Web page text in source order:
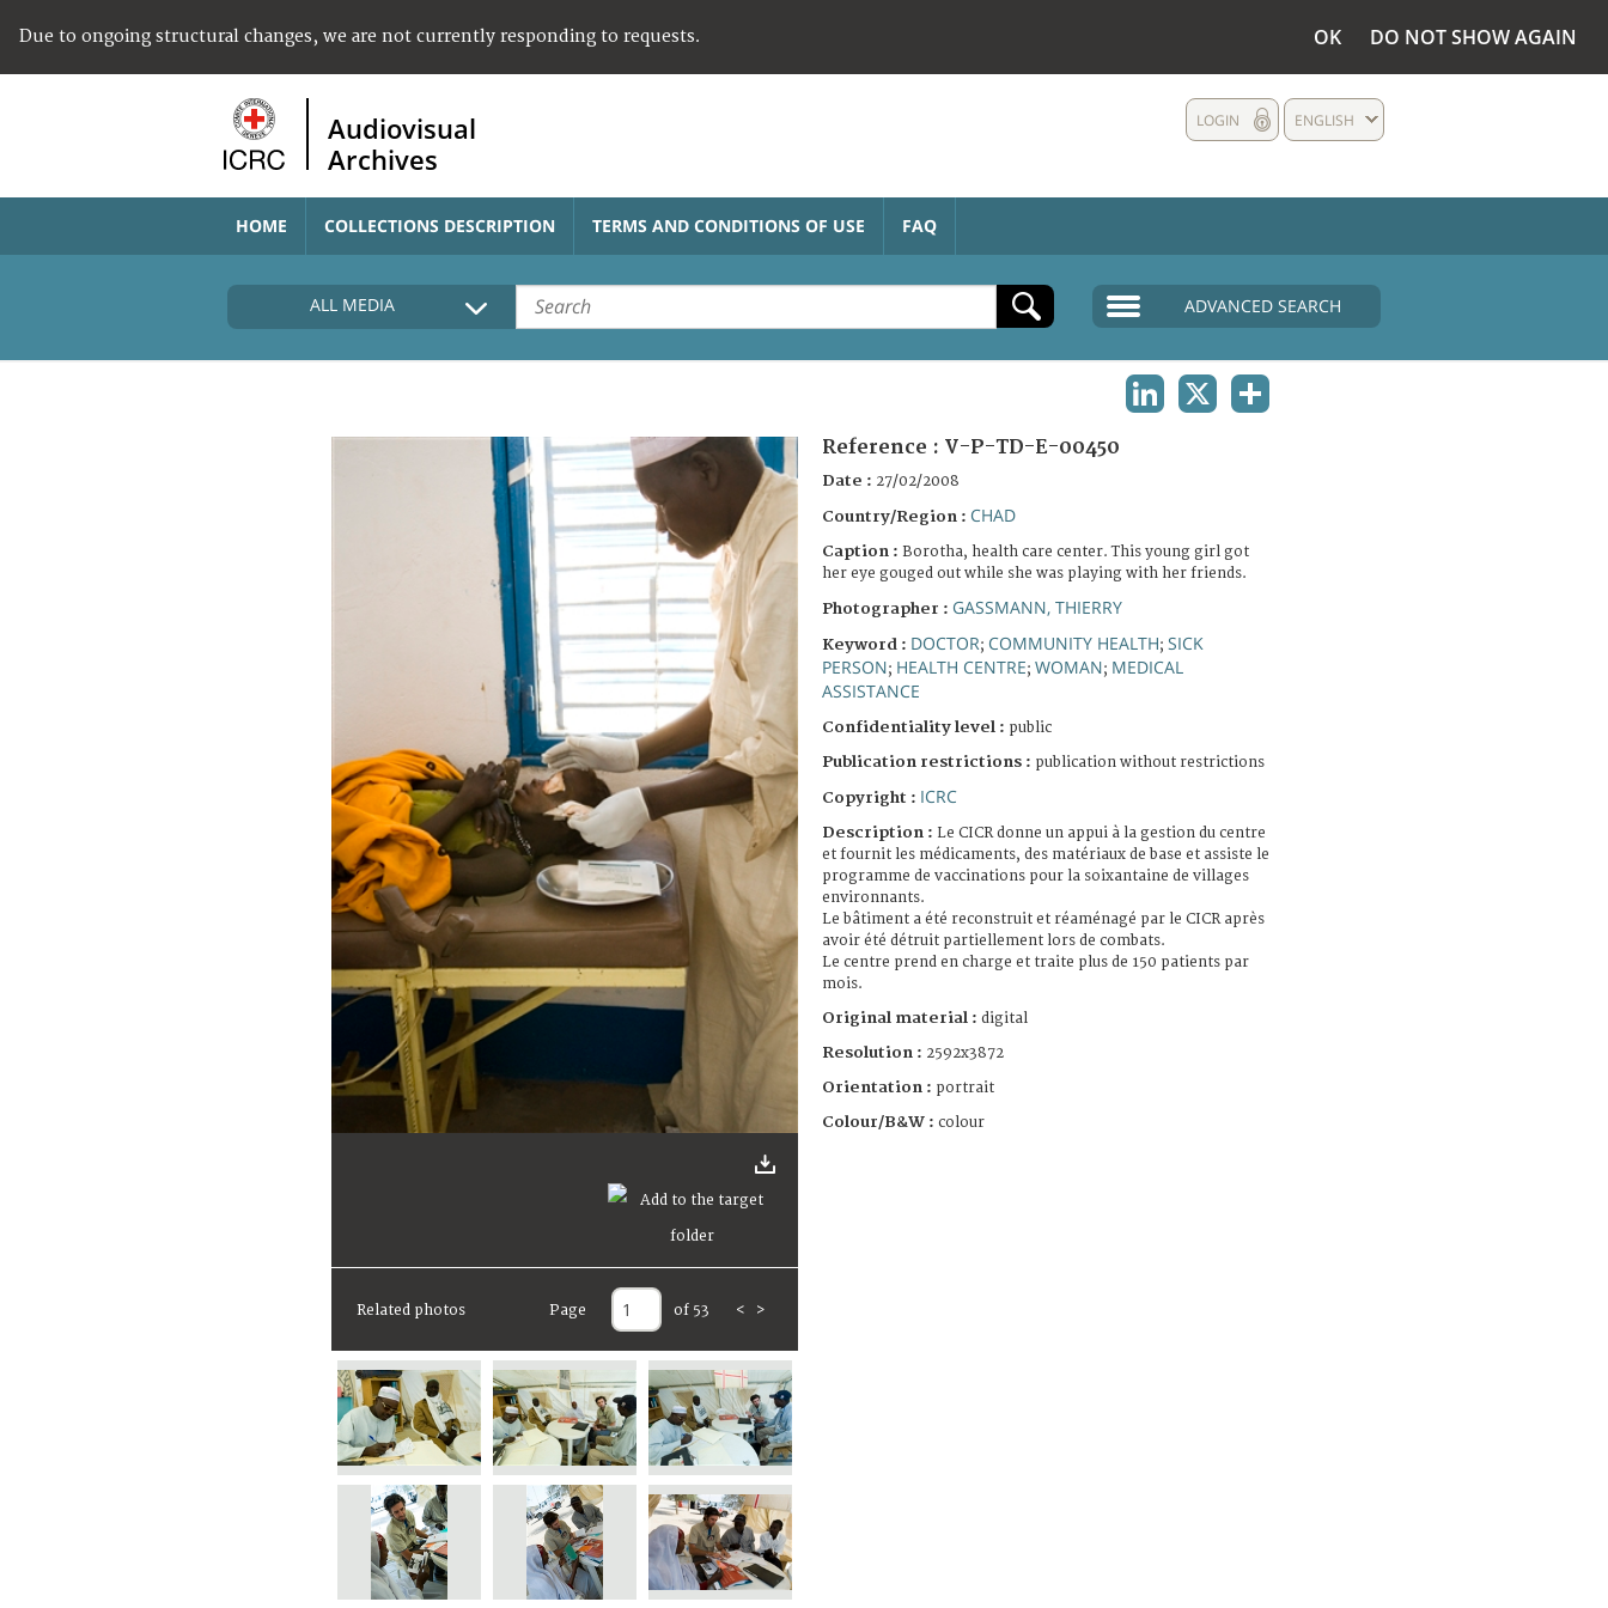
Due to ongoing structural changes, we are not currently responding to requests. OK DO NOT SHOW AGAIN
Audiovisual
Archives
ENGLISH
LOGIN
HOME COLLECTIONS DESCRIPTION TERMS AND CONDITIONS OF USE FAQ
ALL MEDIA ADVANCED SEARCH
Related photos Page of 53 < >
Reference : V-P-TD-E-00450
Date : 27/02/2008
Country/Region : CHAD
Caption : Borotha, health care center. This young girl got
her eye gouged out while she was playing with her friends.
Photographer : GASSMANN, THIERRY
Keyword : DOCTOR; COMMUNITY HEALTH; SICK
PERSON; HEALTH CENTRE; WOMAN; MEDICAL
ASSISTANCE
Confidentiality level : public
Publication restrictions : publication without restrictions
Copyright : ICRC
Description : Le CICR donne un appui à la gestion du centre
et fournit les médicaments, des matériaux de base et assiste le
programme de vaccinations pour la soixantaine de villages
environnants.
Le bâtiment a été reconstruit et réaménagé par le CICR après
avoir été détruit partiellement lors de combats.
Le centre prend en charge et traite plus de 150 patients par
mois.
Original material : digital
Resolution : 2592x3872
Orientation : portrait
Colour/B&W : colour